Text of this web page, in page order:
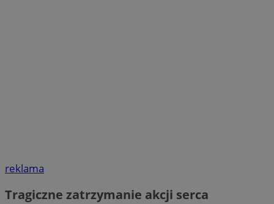
reklama
Tragiczne zatrzymanie akcji serca